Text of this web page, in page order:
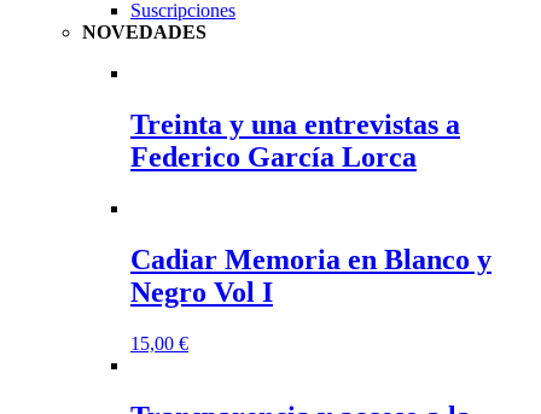
Suscripciones
NOVEDADES
Treinta y una entrevistas a
Federico García Lorca
Cadiar Memoria en Blanco y
Negro Vol I
15,00 €